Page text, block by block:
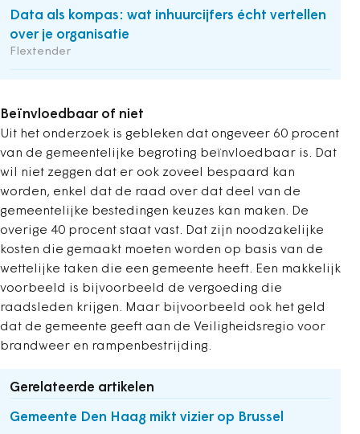
Data als kompas: wat inhuurcijfers écht vertellen
over je organisatie
Flextender
Beïnvloedbaar of niet
Uit het onderzoek is gebleken dat ongeveer 60 procent
van de gemeentelijke begroting beïnvloedbaar is. Dat
wil niet zeggen dat er ook zoveel bespaard kan
worden, enkel dat de raad over dat deel van de
gemeentelijke bestedingen keuzes kan maken. De
overige 40 procent staat vast. Dat zijn noodzakelijke
kosten die gemaakt moeten worden op basis van de
wettelijke taken die een gemeente heeft. Een makkelijk
voorbeeld is bijvoorbeeld de vergoeding die
raadsleden krijgen. Maar bijvoorbeeld ook het geld
dat de gemeente geeft aan de Veiligheidsregio voor
brandweer en rampenbestrijding.
Gerelateerde artikelen
Gemeente Den Haag mikt vizier op Brussel